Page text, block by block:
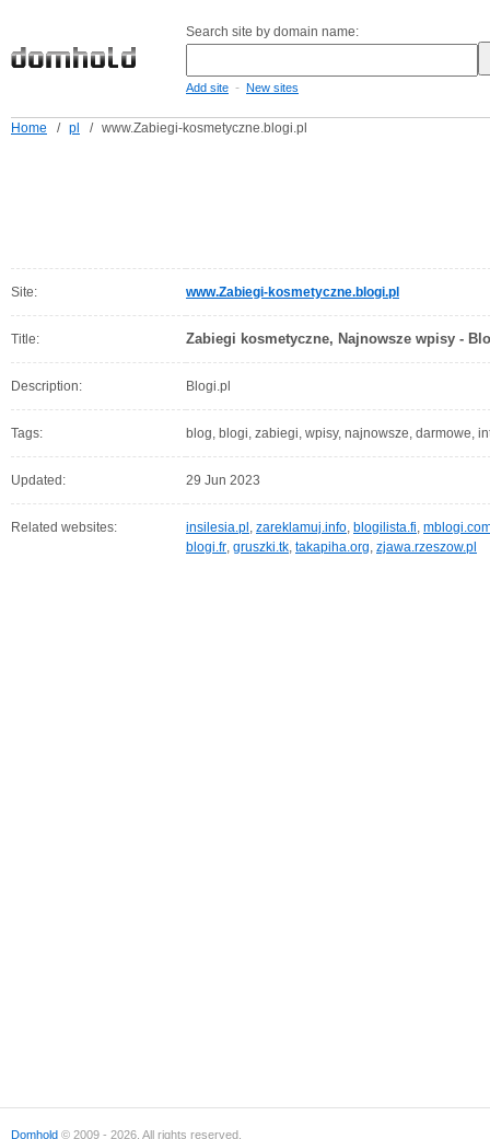
Search site by domain name:
Add site - New sites
Home / pl / www.Zabiegi-kosmetyczne.blogi.pl
Site: www.Zabiegi-kosmetyczne.blogi.pl
Title: Zabiegi kosmetyczne, Najnowsze wpisy -
Description: Blogi.pl
Tags: blog, blogi, zabiegi, wpisy, najnowsze, darmowe,
Updated: 29 Jun 2023
Related websites: insilesia.pl , zareklamuj.info, blogilista.fi,
blogi.fr, gruszki.tk, takapiha.org, zjawa.rzeszow.pl
Domhold © 2009 - 2026. All rights reserved.